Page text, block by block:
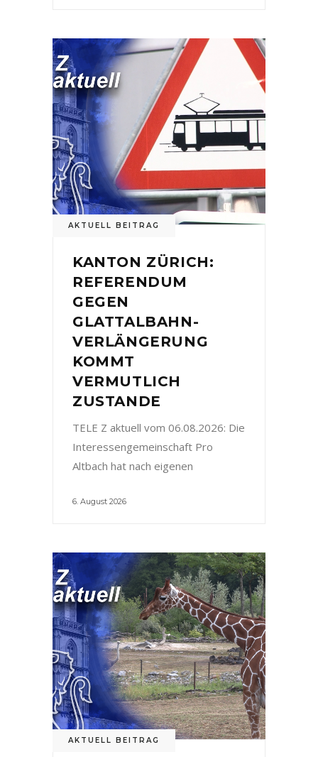
AKTUELL BEITRAG
KANTON ZÜRICH:
REFERENDUM
GEGEN
GLATTALBAHN-
VERLÄNGERUNG
KOMMT
VERMUTLICH
ZUSTANDE
TELE Z aktuell vom 06.08.2026: Die
Interessengemeinschaft Pro
Altbach hat nach eigenen
6. August 2026
AKTUELL BEITRAG